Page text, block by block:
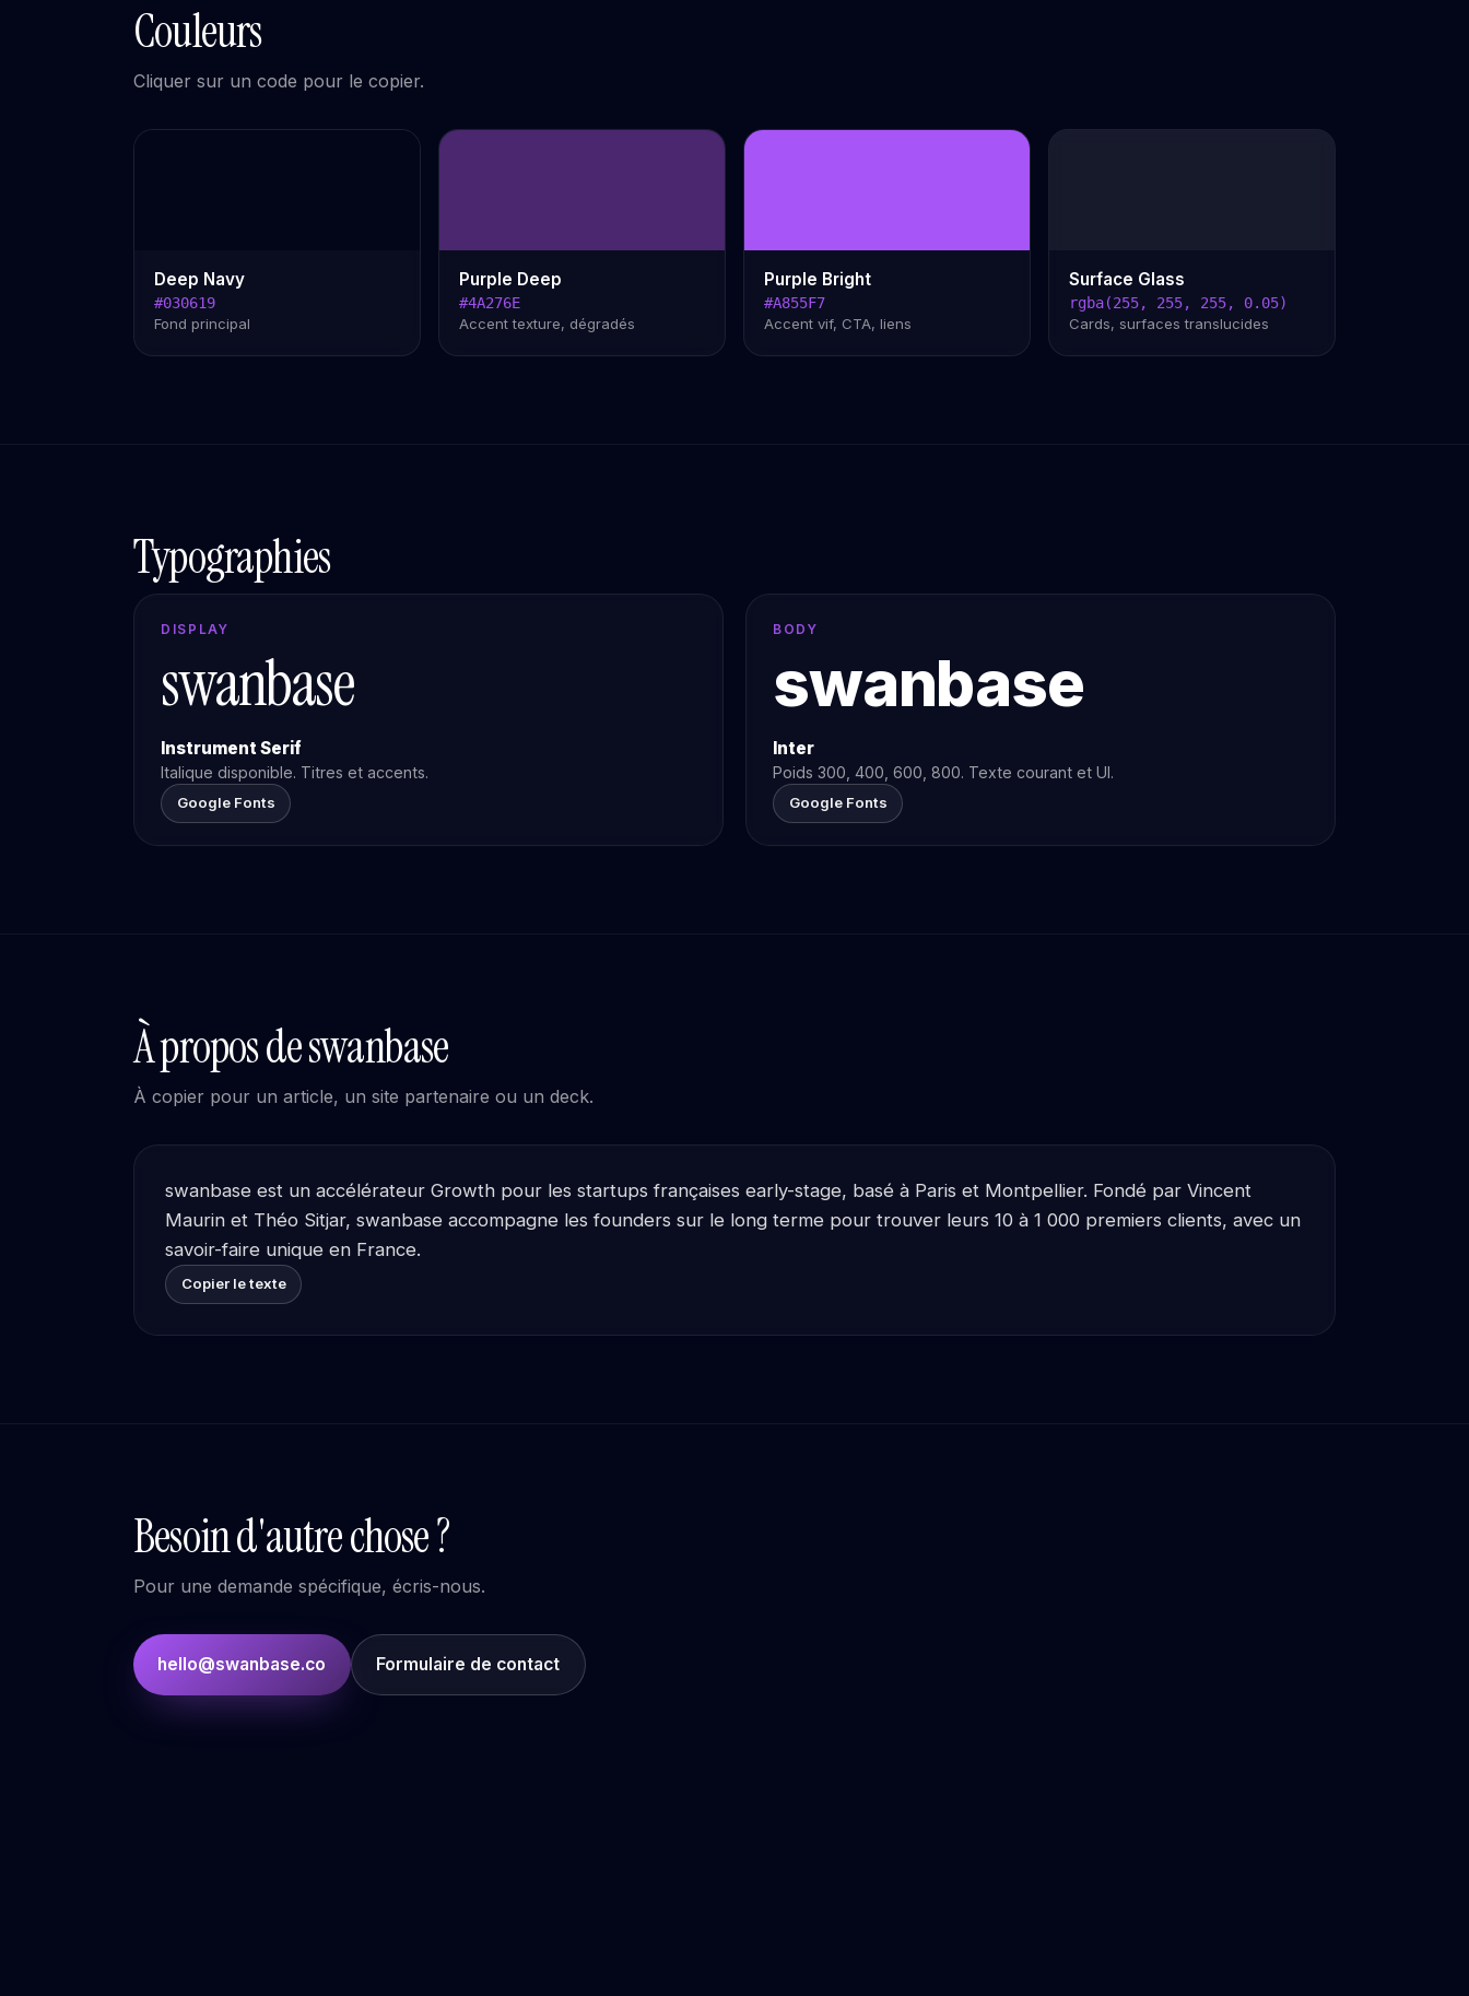
Couleurs
Cliquer sur un code pour le copier.
Deep Navy
#030619
Fond principal
Purple Deep
#4A276E
Accent texture, dégradés
Purple Bright
#A855F7
Accent vif, CTA, liens
Surface Glass
rgba(255, 255, 255, 0.05)
Cards, surfaces translucides
Typographies
DISPLAY
swanbase
Instrument Serif
Italique disponible. Titres et accents.
Google Fonts
BODY
swanbase
Inter
Poids 300, 400, 600, 800. Texte courant et UI.
Google Fonts
À propos de swanbase
À copier pour un article, un site partenaire ou un deck.
swanbase est un accélérateur Growth pour les startups françaises early-stage, basé à Paris et Montpellier. Fondé par Vincent
Maurin et Théo Sitjar, swanbase accompagne les founders sur le long terme pour trouver leurs 10 à 1 000 premiers clients, avec un
savoir-faire unique en France.
Copier le texte
Besoin d'autre chose ?
Pour une demande spécifique, écris-nous.
hello@swanbase.co Formulaire de contact